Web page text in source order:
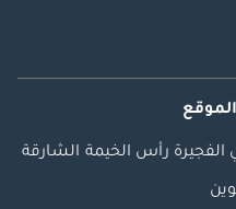
الفجيرة رأس الخيمة الشارقة